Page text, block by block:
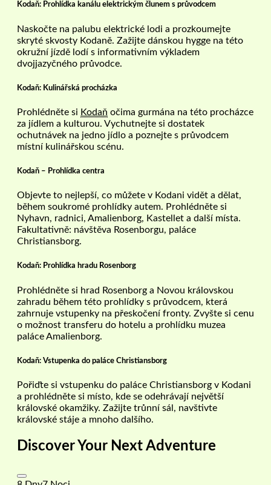
Kodaň: Prohlídka kanálu elektrickým člunem s průvodcem
Naskočte na palubu elektrické lodi a prozkoumejte
skryté skvosty Kodaně. Zažijte dánskou hygge na této
okružní jízdě lodí s informativním výkladem
dvojjazyčného průvodce.
Kodaň: Kulinářská procházka
Prohlédněte si Kodaň očima gurmána na této procházce
za jídlem a kulturou. Vychutnejte si dostatek
ochutnávek na jedno jídlo a poznejte s průvodcem
místní kulinářskou scénu.
Kodaň – Prohlídka centra
Objevte to nejlepší, co můžete v Kodani vidět a dělat,
během soukromé prohlídky autem. Prohlédněte si
Nyhavn, radnici, Amalienborg, Kastellet a další místa.
Fakultativně: návštěva Rosenborgu, paláce
Christiansborg.
Kodaň: Prohlídka hradu Rosenborg
Prohlédněte si hrad Rosenborg a Novou královskou
zahradu během této prohlídky s průvodcem, která
zahrnuje vstupenky na přeskočení fronty. Zvyšte si cenu
o možnost transferu do hotelu a prohlídku muzea
paláce Amalienborg.
Kodaň: Vstupenka do paláce Christiansborg
Pořiďte si vstupenku do paláce Christiansborg v Kodani
a prohlédněte si místo, kde se odehrávají největší
královské okamžiky. Zažijte trůnní sál, navštivte
královské stáje a mnoho dalšího.
Discover Your Next Adventure